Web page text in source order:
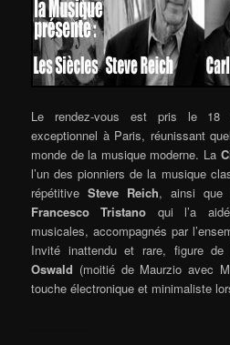
Le rendez-vous est pris le 18
exceptionnel à Paris, réunissant
monde de la musique moderne. La
l’un des pionniers de la musique
répétitiveSteve Reich, ainsi que
Francesco Tristano qui l’a
musicales, accompagnés par
Invité inattendu et rare, figure de
Oswald (moitié de Maurzio avec
touche électronique et minimaliste